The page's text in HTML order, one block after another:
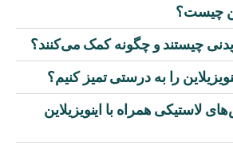
چیست؟
چیستند و چگونه کمک می‌کنند؟
را به درستی تمیز کنیم؟
لاستیکی همراه با اینویزیلاین